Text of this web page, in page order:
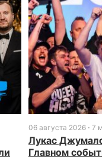
06 августа 2026 7
Лукас
Главном